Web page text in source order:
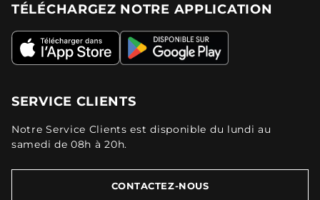
TÉLÉCHARGEZ NOTRE APPLICATION
SERVICE CLIENTS
Notre Service Clients est disponible du lundi au
samedi de 08h à 20h.
CONTACTEZ-NOUS